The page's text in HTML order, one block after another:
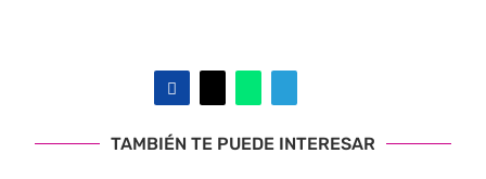
TAMBIÉN TE PUEDE INTERESAR